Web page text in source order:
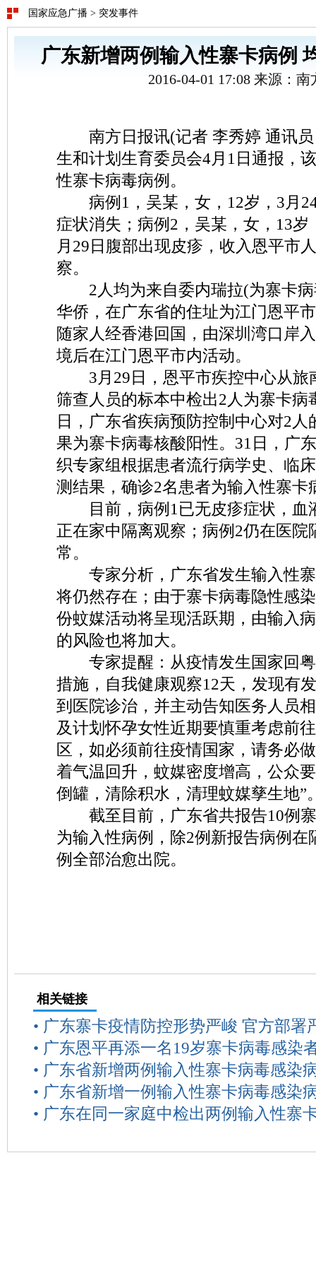
国家应急广播 > 突发事件
广东新增两例输入性寨卡病例
2016-04-01 17:08 来源：南
南方日报讯(记者 李秀婷 通讯员
生和计划生育委员会4月1日通报，
性寨卡病毒病例。
病例1，吴某，女，12岁，3月
症状消失；病例2，吴某，女，13岁
月29日腹部出现皮疹，收入恩平市
察。
2人均为来自委内瑞拉(为寨卡病
华侨，在广东省的住址为江门恩平
随家人经香港回国，由深圳湾口岸
境后在江门恩平市内活动。
3月29日，恩平市疾控中心从旅
筛查人员的标本中检出2人为寨卡病
日，广东省疾病预防控制中心对2人
果为寨卡病毒核酸阳性。31日，广
织专家组根据患者流行病学史、临
测结果，确诊2名患者为输入性寨卡
目前，病例1已无皮疹症状，血
正在家中隔离观察；病例2仍在医院
常。
专家分析，广东省发生输入性寨
将仍然存在；由于寨卡病毒隐性感
份蚊媒活动将呈现活跃期，由输入
的风险也将加大。
专家提醒：从疫情发生国家回粤
措施，自我健康观察12天，发现有
到医院诊治，并主动告知医务人员
及计划怀孕女性近期要慎重考虑前
区，如必须前往疫情国家，请务必
着气温回升，蚊媒密度增高，公众
倒罐，清除积水，清理蚊媒孳生地”
截至目前，广东省共报告10例寨
为输入性病例，除2例新报告病例在
例全部治愈出院。
相关链接
• 广东寨卡疫情防控形势严峻 官方部署
• 广东恩平再添一名19岁寨卡病毒感染
• 广东省新增两例输入性寨卡病毒感染
• 广东省新增一例输入性寨卡病毒感染
• 广东在同一家庭中检出两例输入性寨